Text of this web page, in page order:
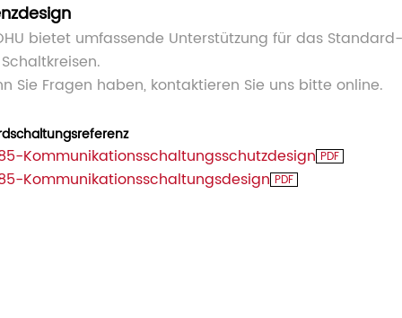
bietet umfassende Unterstützung für das
Sie Fragen haben, kontaktieren Sie uns bitte online.
Kommunikationsschaltungsschutzdesign PDF
Kommunikationsschaltungsdesign PDF